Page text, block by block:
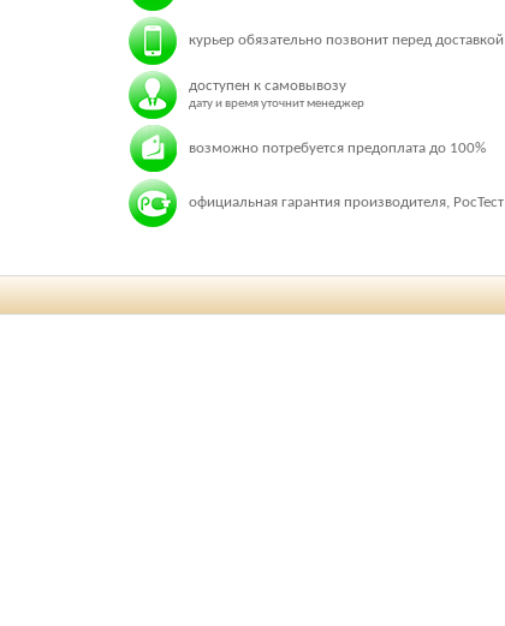
курьер обязательно позвонит перед доставкой
доступен к самовывозу
дату и время уточнит менеджер
возможно потребуется предоплата до 100%
официальная гарантия производителя, РосТест